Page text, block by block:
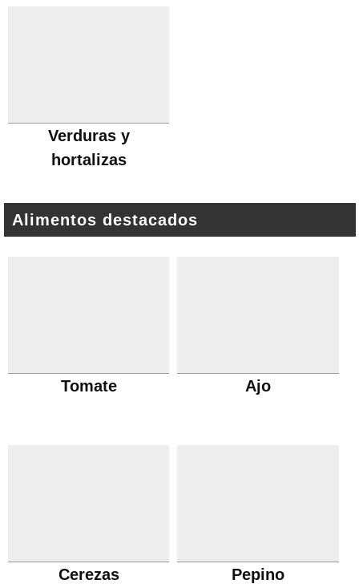
Verduras y
hortalizas
Alimentos destacados
Tomate Ajo
Cerezas Pepino